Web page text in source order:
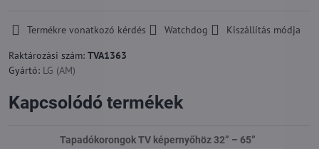
Termékre vonatkozó kérdés Watchdog
Kiszállítás módja
Raktározási szám: TVA1363
Gyártó: LG (AM)
Kapcsolódó termékek
Tapadókorongok TV képernyőhöz 32” – 65”